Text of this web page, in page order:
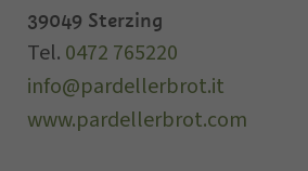
39049 Sterzing
Tel. 0472 765220
info@pardellerbrot.it
www.pardellerbrot.com